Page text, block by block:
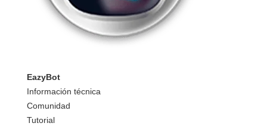
EazyBot
Información técnica
Comunidad
Tutorial